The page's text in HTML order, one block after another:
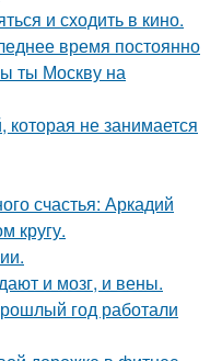
и сходить в кино.
время постоянно
ты Москву на
не занимается
счастья: Аркадий
кругу.
и мозг, и вены.
год работали